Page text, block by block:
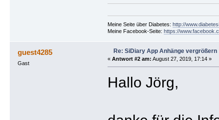
Meine Seite über Diabetes: http://
Meine Facebook-Seite: https://
guest4285
Gast
Re: SiDiary App Anhänge vergrößern
« Antwort #2 am: August 27, 2019, 17:14 »
Hallo Jörg,